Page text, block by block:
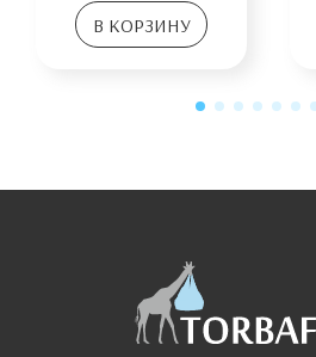
В КОРЗИНУ